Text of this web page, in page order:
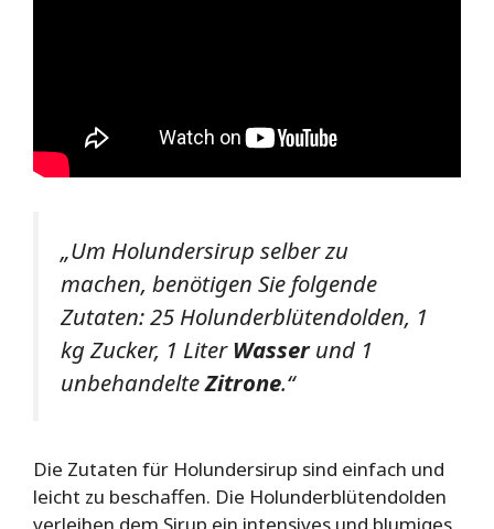
„Um Holundersirup selber zu
machen, benötigen Sie folgende
Zutaten: 25 Holunderblütendolden, 1
kg Zucker, 1 LiterWasserund 1
unbehandelteZitrone.“
Die Zutaten für Holundersirup sind einfach und
leicht zu beschaffen. Die Holunderblütendolden
verleihen dem Sirup ein intensives und blumiges